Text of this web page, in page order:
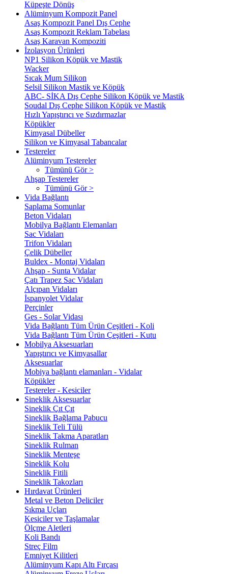
Küpeşte Dönüş
Alüminyum Kompozit Panel
Asaş Kompozit Panel Dış Cephe
Asaş Kompozit Reklam Tabelası
Asaş Karavan Kompoziti
İzolasyon Ürünleri
NP1 Silikon Köpük ve Mastik
Wacker
Sıcak Mum Silikon
Selsil Silikon Mastik ve Köpük
ABC- SİKA Dış Cephe Silikon Köpük ve Mastik
Soudal Dış Cephe Silikon Köpük ve Mastik
Hızlı Yapıştırıcı ve Sızdırmazlar
Köpükler
Kimyasal Dübeller
Silikon ve Kimyasal Tabancalar
Testereler
Alüminyum Testereler
Tümünü Gör >
Ahşap Testereler
Tümünü Gör >
Vida Bağlantı
Saplama Somunlar
Beton Vidaları
Mobilya Bağlantı Elemanları
Sac Vidaları
Trifon Vidaları
Çelik Dübeller
Buldex - Montaj Vidaları
Ahşap - Sunta Vidalar
Çatı Trapez Sac Vidaları
Alçıpan Vidaları
İspanyolet Vidalar
Perçinler
Ges - Solar Vidası
Vida Bağlantı Tüm Ürün Çeşitleri - Koli
Vida Bağlantı Tüm Ürün Çeşitleri - Kutu
Mobilya Aksesuarları
Yapıştırıcı ve Kimyasallar
Aksesuarlar
Mobiya bağlantı elamanları - Vidalar
Köpükler
Testereler - Kesiciler
Sineklik Aksesuarlar
Sineklik Çıt Çıt
Sineklik Bağlama Pabucu
Sineklik Teli Tülü
Sineklik Takma Aparatları
Sineklik Rulman
Sineklik Menteşe
Sineklik Kolu
Sineklik Fitili
Sineklik Takozları
Hırdavat Ürünleri
Metal ve Beton Deliciler
Sıkma Uçları
Kesiciler ve Taşlamalar
Ölçme Aletleri
Koli Bandı
Streç Film
Emniyet Kilitleri
Alüminyum Kapı Altı Fırçası